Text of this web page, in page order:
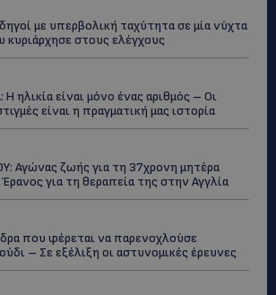
με υπερβολική ταχύτητα σε μία νύχτα
στους ελέγχους
ηλικία είναι μόνο ένας αριθμός – Οι
είναι η πραγματική μας ιστορία
Αγώνας ζωής για τη 37χρονη μητέρα
για τη θεραπεία της στην Αγγλία
που φέρεται να παρενοχλούσε
– Σε εξέλιξη οι αστυνομικές έρευνες